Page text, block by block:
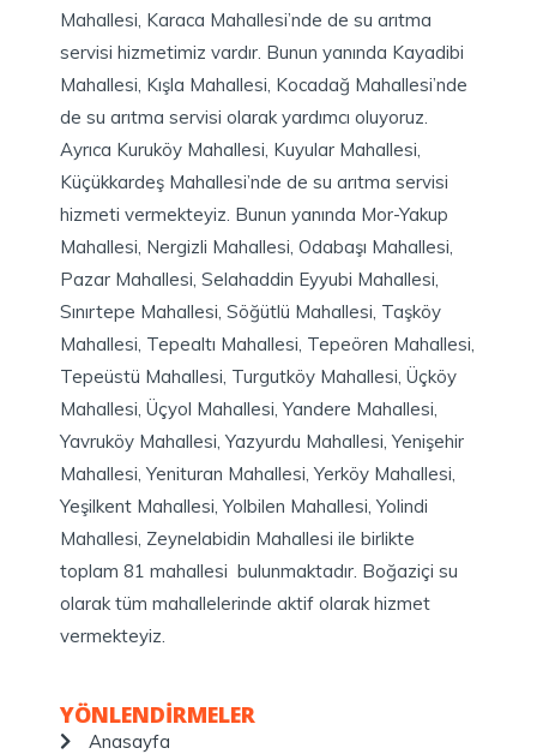
Mahallesi, Karaca Mahallesi’nde de su arıtma
servisi hizmetimiz vardır. Bunun yanında Kayadibi
Mahallesi, Kışla Mahallesi, Kocadağ Mahallesi’nde
de su arıtma servisi olarak yardımcı oluyoruz.
Ayrıca Kuruköy Mahallesi, Kuyular Mahallesi,
Küçükkardeş Mahallesi’nde de su arıtma servisi
hizmeti vermekteyiz. Bunun yanında Mor-Yakup
Mahallesi, Nergizli Mahallesi, Odabaşı Mahallesi,
Pazar Mahallesi, Selahaddin Eyyubi Mahallesi,
Sınırtepe Mahallesi, Söğütlü Mahallesi, Taşköy
Mahallesi, Tepealtı Mahallesi, Tepeören Mahallesi,
Tepeüstü Mahallesi, Turgutköy Mahallesi, Üçköy
Mahallesi, Üçyol Mahallesi, Yandere Mahallesi,
Yavruköy Mahallesi, Yazyurdu Mahallesi, Yenişehir
Mahallesi, Yenituran Mahallesi, Yerköy Mahallesi,
Yeşilkent Mahallesi, Yolbilen Mahallesi, Yolindi
Mahallesi, Zeynelabidin Mahallesi ile birlikte
toplam 81 mahallesi bulunmaktadır. Boğaziçi su
olarak tüm mahallelerinde aktif olarak hizmet
vermekteyiz.
YÖNLENDİRMELER
Anasayfa